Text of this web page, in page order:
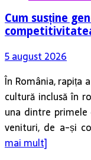
Cum susține
5 august 2026
În România,
cultură inclusă în
una dintre
venituri, de a-și
mai mult]